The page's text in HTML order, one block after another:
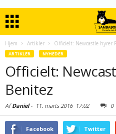
Hjem Artikler Officielt: Newcastle hyrer
ARTIKLER NYHEDER
Officielt:
Benitez
AfDaniel- 11. marts 201617:02 0
Facebook Twitter